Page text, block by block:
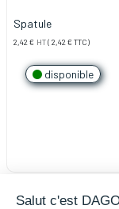
Spatule
2,42 € HT( 2,42 €TTC)
disponible
Salut c'est